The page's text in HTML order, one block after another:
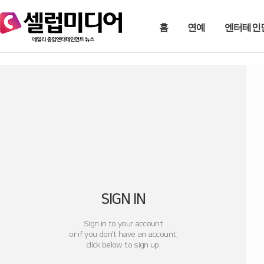
홈 연예 엔터테인
SIGN IN
Sign in to your account
or if you don't have an account.
click below to sign up.